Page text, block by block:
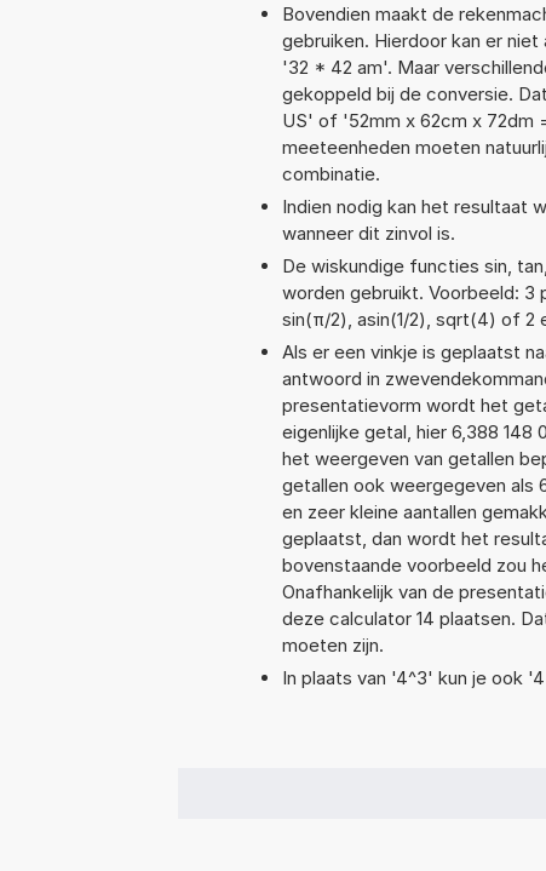
Bovendien maakt de
gebruiken. Hierdoor kan er
'32 * 42 am'. Maar
gekoppeld bij de conversie.
US' of '52mm x 62cm x 72dm
meeteenheden moeten
combinatie.
Indien nodig kan het resultaat
wanneer dit zinvol is.
De wiskundige functies sin,
worden gebruikt. Voorbeeld: 3
sin(π/2), asin(1/2), sqrt(4) of 2
Als er een vinkje is geplaatst
antwoord in
presentatievorm wordt het
eigenlijke getal, hier 6,388 148
het weergeven van getallen
getallen ook weergegeven als
en zeer kleine aantallen
geplaatst, dan wordt het
bovenstaande voorbeeld zou
Onafhankelijk van de
deze calculator 14 plaatsen.
moeten zijn.
In plaats van '4^3' kun je ook